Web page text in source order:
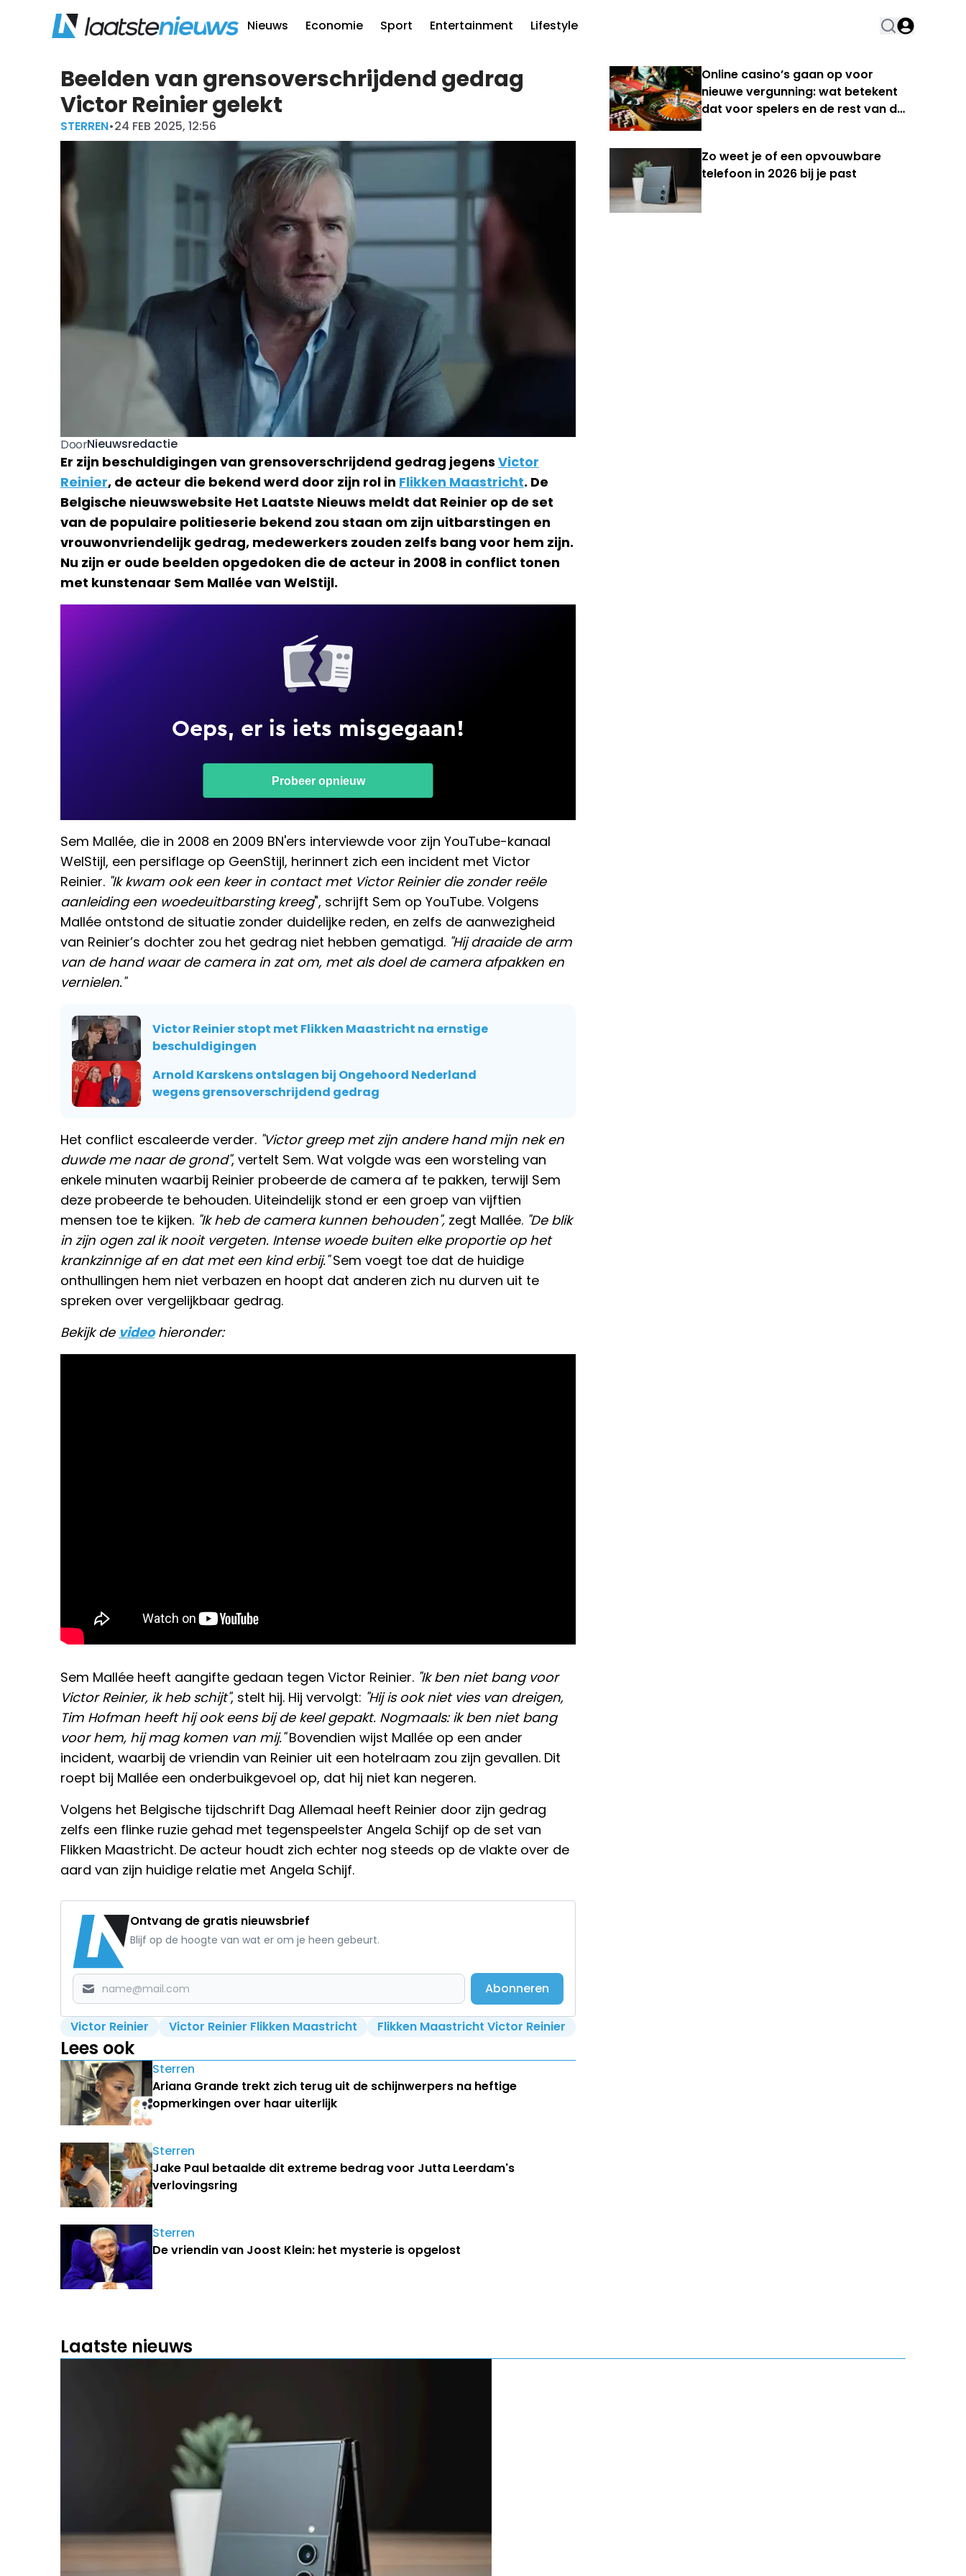
Nieuws Economie Sport Entertainment Lifestyle
Beelden van grensoverschrijdend gedrag
Victor Reinier gelekt
STERREN•24 FEB 2025, 12:56
DoorNieuwsredactie
Er zijn beschuldigingen van grensoverschrijdend gedrag jegens Victor
Reinier, de acteur die bekend werd door zijn rol in Flikken Maastricht. De
Belgische nieuwswebsite Het Laatste Nieuws meldt dat Reinier op de set
van de populaire politieserie bekend zou staan om zijn uitbarstingen en
vrouwonvriendelijk gedrag, medewerkers zouden zelfs bang voor hem zijn.
Nu zijn er oude beelden opgedoken die de acteur in 2008 in conflict tonen
met kunstenaar Sem Mallée van WelStijl.
Sem Mallée, die in 2008 en 2009 BN'ers interviewde voor zijn YouTube-kanaal
WelStijl, een persiflage op GeenStijl, herinnert zich een incident met Victor
Reinier. "Ik kwam ook een keer in contact met Victor Reinier die zonder reële
aanleiding een woedeuitbarsting kreeg", schrijft Sem op YouTube. Volgens
Mallée ontstond de situatie zonder duidelijke reden, en zelfs de aanwezigheid
van Reinier’s dochter zou het gedrag niet hebben gematigd. "Hij draaide de arm
van de hand waar de camera in zat om, met als doel de camera afpakken en
vernielen."
Victor Reinier stopt met Flikken Maastricht na ernstige
beschuldigingen
Arnold Karskens ontslagen bij Ongehoord Nederland
wegens grensoverschrijdend gedrag
Het conflict escaleerde verder. "Victor greep met zijn andere hand mijn nek en
duwde me naar de grond", vertelt Sem. Wat volgde was een worsteling van
enkele minuten waarbij Reinier probeerde de camera af te pakken, terwijl Sem
deze probeerde te behouden. Uiteindelijk stond er een groep van vijftien
mensen toe te kijken. "Ik heb de camera kunnen behouden", zegt Mallée. "De blik
in zijn ogen zal ik nooit vergeten. Intense woede buiten elke proportie op het
krankzinnige af en dat met een kind erbij."Sem voegt toe dat de huidige
onthullingen hem niet verbazen en hoopt dat anderen zich nu durven uit te
spreken over vergelijkbaar gedrag.
Bekijk de videohieronder:
Sem Mallée heeft aangifte gedaan tegen Victor Reinier. "Ik ben niet bang voor
Victor Reinier, ik heb schijt", stelt hij. Hij vervolgt: "Hij is ook niet vies van dreigen,
Tim Hofman heeft hij ook eens bij de keel gepakt. Nogmaals: ik ben niet bang
voor hem, hij mag komen van mij."Bovendien wijst Mallée op een ander
incident, waarbij de vriendin van Reinier uit een hotelraam zou zijn gevallen. Dit
roept bij Mallée een onderbuikgevoel op, dat hij niet kan negeren.
Volgens het Belgische tijdschrift Dag Allemaal heeft Reinier door zijn gedrag
zelfs een flinke ruzie gehad met tegenspeelster Angela Schijf op de set van
Flikken Maastricht. De acteur houdt zich echter nog steeds op de vlakte over de
aard van zijn huidige relatie met Angela Schijf.
Ontvang de gratis nieuwsbrief
Blijf op de hoogte van wat er om je heen gebeurt.
Abonneren
Victor Reinier Victor Reinier Flikken Maastricht Flikken Maastricht Victor Reinier
Lees ook
Sterren
Ariana Grande trekt zich terug uit de schijnwerpers na heftige
opmerkingen over haar uiterlijk
Sterren
Jake Paul betaalde dit extreme bedrag voor Jutta Leerdam's
verlovingsring
Sterren
De vriendin van Joost Klein: het mysterie is opgelost
Online casino’s gaan op voor
nieuwe vergunning: wat betekent
dat voor spelers en de rest van de
Zo weet je of een opvouwbare
telefoon in 2026 bij je past
Laatste nieuws